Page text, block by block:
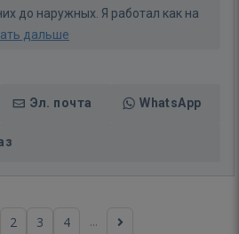
до наружных. Я работал как на
дальше
Эл. почта WhatsApp
2 3 4 ...